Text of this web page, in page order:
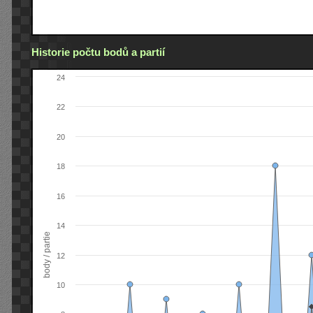
Historie počtu bodů a partií
body / partie
10
12
14
16
18
20
22
24